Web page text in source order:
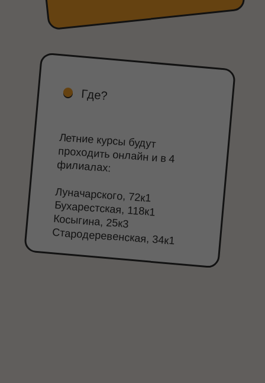
Где?
Летние курсы будут
проходить онлайн и в 4
филиалах:
Луначарского, 72к1
Бухарестская, 118к1
Косыгина, 25к3
Стародеревенская, 34к1